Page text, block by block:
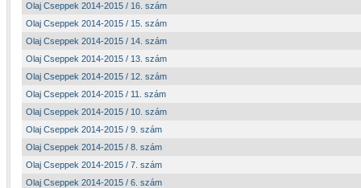
Olaj Cseppek 2014-2015 / 16. szám
Olaj Cseppek 2014-2015 / 15. szám
Olaj Cseppek 2014-2015 / 14. szám
Olaj Cseppek 2014-2015 / 13. szám
Olaj Cseppek 2014-2015 / 12. szám
Olaj Cseppek 2014-2015 / 11. szám
Olaj Cseppek 2014-2015 / 10. szám
Olaj Cseppek 2014-2015 / 9. szám
Olaj Cseppek 2014-2015 / 8. szám
Olaj Cseppek 2014-2015 / 7. szám
Olaj Cseppek 2014-2015 / 6. szám